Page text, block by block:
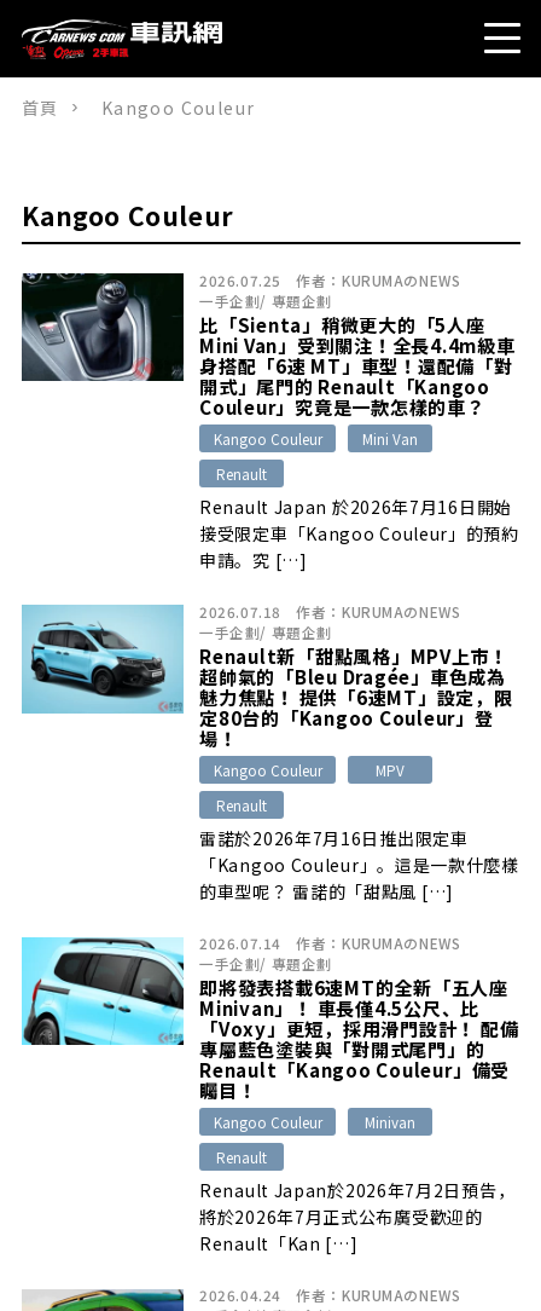
首頁 Kangoo Couleur
Kangoo Couleur
2026.07.25 作者： KURUMAのNEWS
一手企劃/ 專題企劃
比「Sienta」稍微更大的「5人座
Mini Van」受到關注！全長4.4m級車
身搭配「6速 MT」車型！還配備「對
開式」尾門的 Renault「Kangoo
Couleur」究竟是一款怎樣的車？
Kangoo Couleur
Mini Van
Renault
Renault Japan 於2026年7月16日開始
接受限定車「Kangoo Couleur」的預約
申請。究 […]
2026.07.18 作者： KURUMAのNEWS
一手企劃/ 專題企劃
Renault新「甜點風格」MPV上市！
超帥氣的「Bleu Dragée」車色成為
魅力焦點！ 提供「6速MT」設定，限
定80台的「Kangoo Couleur」登
場！
Kangoo Couleur
MPV
Renault
雷諾於2026年7月16日推出限定車
「Kangoo Couleur」。這是一款什麼樣
的車型呢？ 雷諾的「甜點風 […]
2026.07.14 作者： KURUMAのNEWS
一手企劃/ 專題企劃
即將發表搭載6速MT的全新「五人座
Minivan」！ 車長僅4.5公尺、比
「Voxy」更短，採用滑門設計！ 配備
專屬藍色塗裝與「對開式尾門」的
Renault「Kangoo Couleur」備受
矚目！
Kangoo Couleur
Minivan
Renault
Renault Japan於2026年7月2日預告，
將於2026年7月正式公布廣受歡迎的
Renault「Kan […]
2026.04.24 作者： KURUMAのNEWS